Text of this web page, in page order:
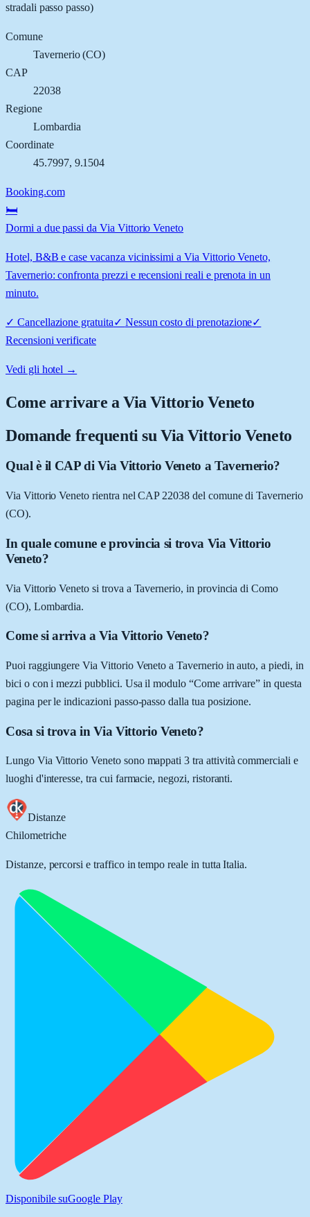
stradali passo passo)
Comune
Tavernerio(CO)
CAP
22038
Regione
Lombardia
Coordinate
45.7997, 9.1504
Booking.com
🛏️
Dormi a due passi da Via Vittorio Veneto
Hotel, B&B e case vacanza vicinissimi a Via Vittorio Veneto,
Tavernerio: confronta prezzi e recensioni reali e prenota in un
minuto.
✓ Cancellazione gratuita✓ Nessun costo di prenotazione✓
Recensioni verificate
Vedi gli hotel →
Come arrivare aVia Vittorio Veneto
Domande frequenti su Via Vittorio Veneto
Qual è il CAP di Via Vittorio Veneto a Tavernerio?
Via Vittorio Veneto rientra nel CAP 22038 del comune di Tavernerio
(CO).
In quale comune e provincia si trova Via Vittorio
Veneto?
Via Vittorio Veneto si trova a Tavernerio, in provincia di Como
(CO), Lombardia.
Come si arriva a Via Vittorio Veneto?
Puoi raggiungere Via Vittorio Veneto a Tavernerio in auto, a piedi, in
bici o con i mezzi pubblici. Usa il modulo “Come arrivare” in questa
pagina per le indicazioni passo-passo dalla tua posizione.
Cosa si trova in Via Vittorio Veneto?
Lungo Via Vittorio Veneto sono mappati 3 tra attività commerciali e
luoghi d'interesse, tra cui farmacie, negozi, ristoranti.
Distanze
Chilometriche
Distanze, percorsi e traffico in tempo reale in tutta Italia.
Disponibile suGoogle Play